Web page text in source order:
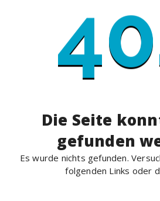
Die Seite
gefunden
Es wurde nichts gefunden.
folgenden Links oder